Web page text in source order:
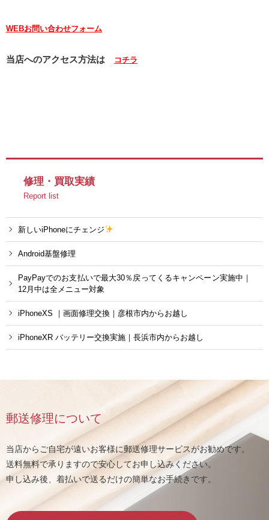
WEBお問い合わせフォーム
当店へのアクセス方法は コチラ
修理・買取実績
Report list
新しいiPhoneにチェンジ
Android基盤修理
PayPayでのお支払いで最大30％戻ってくるキャンペーン実施中｜
12月中は全メニュー対象
iPhoneXS ｜画面修理交換｜彦根市内からお越し
iPhoneXR バッテリー交換実施｜長浜市内からお越し
郵送修理について
当店からご自宅が遠いお客様に郵送修理サービスがお勧めです。
送料無料で承りますので安心してお申し込みください。
申し込み後、着払いで送るだけの簡単なお手続きです。